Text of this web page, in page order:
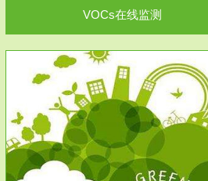
VOCs在线监测
服务范围
土壤修复